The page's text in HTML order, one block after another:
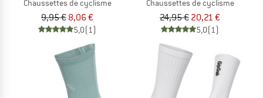
Chaussettes de cyclisme
9,95 € 8,06 €
5,0(1)
Chaussettes de cyclisme
24,95 € 20,21 €
5,0(1)